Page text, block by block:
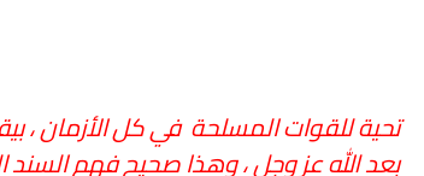
تحية للقوات المسلحة في كل الأزمان ،
بعد الله عز وجل ، وهذا صحيح فهم السند